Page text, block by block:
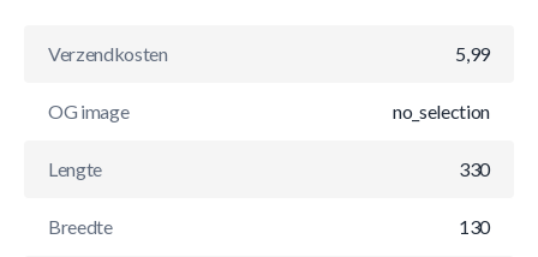
Verzendkosten 5,99
OG image no_selection
Lengte 330
Breedte 130